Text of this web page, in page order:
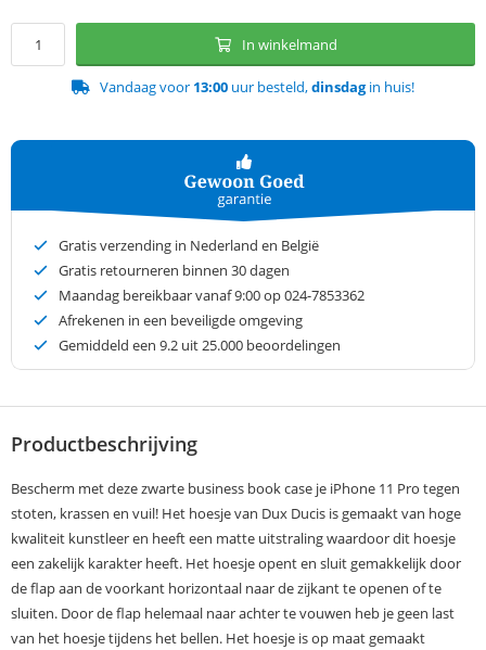
In winkelmand
Vandaag voor 13:00 uur besteld,dinsdagin huis!
Gratis verzending in Nederland en België
Gratis retourneren binnen 30 dagen
Maandag bereikbaar vanaf 9:00 op 024-7853362
Afrekenen in een beveiligde omgeving
Gemiddeld een 9.2 uit 25.000 beoordelingen
Productbeschrijving
Bescherm met deze zwarte business book case je iPhone 11 Pro tegen
stoten, krassen en vuil! Het hoesje van Dux Ducis is gemaakt van hoge
kwaliteit kunstleer en heeft een matte uitstraling waardoor dit hoesje
een zakelijk karakter heeft. Het hoesje opent en sluit gemakkelijk door
de flap aan de voorkant horizontaal naar de zijkant te openen of te
sluiten. Door de flap helemaal naar achter te vouwen heb je geen last
van het hoesje tijdens het bellen. Het hoesje is op maat gemaakt